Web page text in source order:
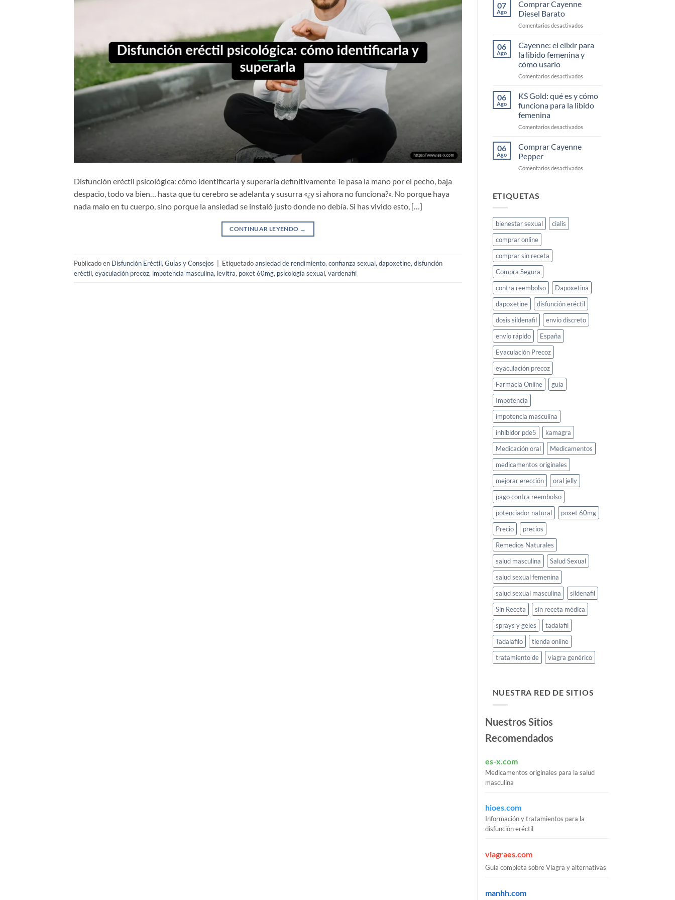
Disfunción eréctil psicológica: cómo identificarla y superarla definitivamente Te pasa la mano por el pecho, baja
despacio, todo va bien… hasta que tu cerebro se adelanta y susurra «¿y si ahora no funciona?». No porque haya
nada malo en tu cuerpo, sino porque la ansiedad se instaló justo donde no debía. Si has vivido esto, […]
CONTINUAR LEYENDO →
Publicado en Disfunción Eréctil, Guías y Consejos Etiquetadoansiedad de rendimiento, confianza sexual, dapoxetine, disfunción
eréctil, eyaculación precoz, impotencia masculina, levitra, poxet 60mg, psicologia sexual, vardenafil
07
Ago
Comprar Cayenne
Diesel Barato
Comentarios desactivadosen
Diesel
Barato
06
Ago
Cayenne: el elixir para
la libido femenina y
cómo usarlo
Comentarios desactivadosen
el
elixir
para
libido
06
Ago
KS Gold: qué es y cómo
funciona para la libido
femenina
Comentarios desactivadosen
y
06
Ago
Comprar Cayenne
Pepper
Comentarios desactivadosen
ETIQUETAS
bienestar sexual
cialis
comprar online
comprar sin receta
Compra Segura
contra reembolso
Dapoxetina
dapoxetine
disfunción eréctil
dosis sildenafil
envío discreto
envío rápido
España
Eyaculación Precoz
eyaculación precoz
Farmacia Online
guia
Impotencia
impotencia masculina
inhibidor pde5
kamagra
Medicación oral
Medicamentos
medicamentos originales
mejorar erección
oral jelly
pago contra reembolso
potenciador natural
poxet 60mg
Precio
precios
Remedios Naturales
salud masculina
Salud Sexual
salud sexual femenina
salud sexual masculina
sildenafil
Sin Receta
sin receta médica
sprays y geles
tadalafil
Tadalafilo
tienda online
tratamiento de
viagra genérico
NUESTRA RED DE SITIOS
Nuestros Sitios
Recomendados
es-x.com
Medicamentos originales para la salud
masculina
hioes.com
Información y tratamientos para la
disfunción eréctil
viagraes.com
Guía completa sobre Viagra y alternativas
manhh.com